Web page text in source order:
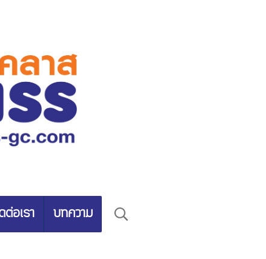
ต่อเรา บทความ